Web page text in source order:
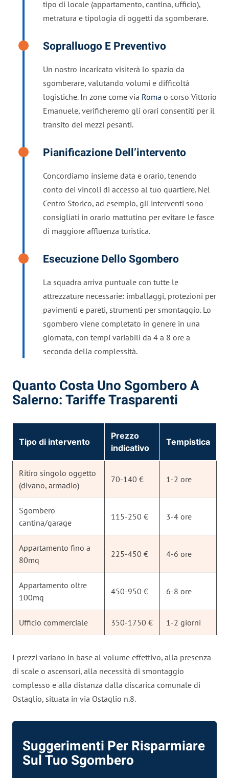
tipo di locale (appartamento, cantina, ufficio),
metratura e tipologia di oggetti da sgomberare.
Sopralluogo E Preventivo
Un nostro incaricato visiterà lo spazio da
sgomberare, valutando volumi e difficoltà
logistiche. In zone come via Roma o corso Vittorio
Emanuele, verificheremo gli orari consentiti per il
transito dei mezzi pesanti.
Pianificazione Dell’intervento
Concordiamo insieme data e orario, tenendo
conto dei vincoli di accesso al tuo quartiere. Nel
Centro Storico, ad esempio, gli interventi sono
consigliati in orario mattutino per evitare le fasce
di maggiore affluenza turistica.
Esecuzione Dello Sgombero
La squadra arriva puntuale con tutte le
attrezzature necessarie: imballaggi, protezioni per
pavimenti e pareti, strumenti per smontaggio. Lo
sgombero viene completato in genere in una
giornata, con tempi variabili da 4 a 8 ore a
seconda della complessità.
Quanto Costa Uno Sgombero A
Salerno: Tariffe Trasparenti
Tipo di intervento
Prezzo
indicativo
Tempistica
Ritiro singolo oggetto
(divano, armadio)
70-140 € 1-2 ore
Sgombero
cantina/garage
115-250 € 3-4 ore
Appartamento fino a
80mq
225-450 € 4-6 ore
Appartamento oltre
100mq
450-950 € 6-8 ore
Ufficio commerciale 350-1750 € 1-2 giorni
I prezzi variano in base al volume effettivo, alla presenza
di scale o ascensori, alla necessità di smontaggio
complesso e alla distanza dalla discarica comunale di
Ostaglio, situata in via Ostaglio n.8.
Suggerimenti Per Risparmiare
Sul Tuo Sgombero